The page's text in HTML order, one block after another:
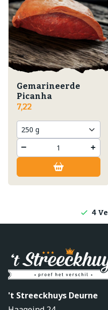
Gemarineerde
Picanha
7,22
4
't Streeckhuys Deurne